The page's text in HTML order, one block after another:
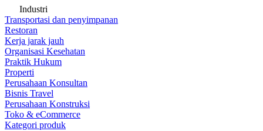
Industri
Transportasi dan penyimpanan
Restoran
Kerja jarak jauh
Organisasi Kesehatan
Praktik Hukum
Properti
Perusahaan Konsultan
Bisnis Travel
Perusahaan Konstruksi
Toko & eCommerce
Kategori produk